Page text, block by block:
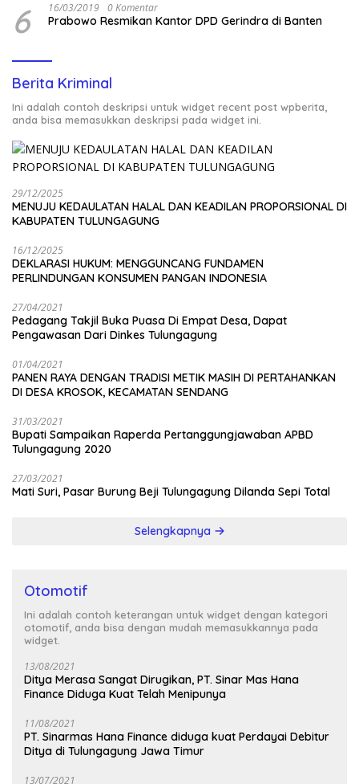
6 16/03/2019 0 Komentar
Prabowo Resmikan Kantor DPD Gerindra di Banten
Berita Kriminal
Ini adalah contoh deskripsi untuk widget recent post wpberita,
anda bisa memasukkan deskripsi pada widget ini.
29/12/2025
MENUJU KEDAULATAN HALAL DAN KEADILAN PROPORSIONAL DI
KABUPATEN TULUNGAGUNG
16/12/2025
DEKLARASI HUKUM: MENGGUNCANG FUNDAMEN
PERLINDUNGAN KONSUMEN PANGAN INDONESIA
27/04/2021
Pedagang Takjil Buka Puasa Di Empat Desa, Dapat
Pengawasan Dari Dinkes Tulungagung
01/04/2021
PANEN RAYA DENGAN TRADISI METIK MASIH DI PERTAHANKAN
DI DESA KROSOK, KECAMATAN SENDANG
31/03/2021
Bupati Sampaikan Raperda Pertanggungjawaban APBD
Tulungagung 2020
27/03/2021
Mati Suri, Pasar Burung Beji Tulungagung Dilanda Sepi Total
Selengkapnya
Otomotif
Ini adalah contoh keterangan untuk widget dengan kategori
otomotif, anda bisa dengan mudah memasukkannya pada
widget.
13/08/2021
Ditya Merasa Sangat Dirugikan, PT. Sinar Mas Hana
Finance Diduga Kuat Telah Menipunya
11/08/2021
PT. Sinarmas Hana Finance diduga kuat Perdayai Debitur
Ditya di Tulungagung Jawa Timur
13/07/2021